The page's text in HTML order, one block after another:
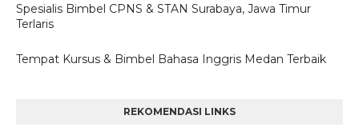
Spesialis Bimbel CPNS & STAN Surabaya, Jawa Timur
Terlaris
Tempat Kursus & Bimbel Bahasa Inggris Medan Terbaik
REKOMENDASI LINKS